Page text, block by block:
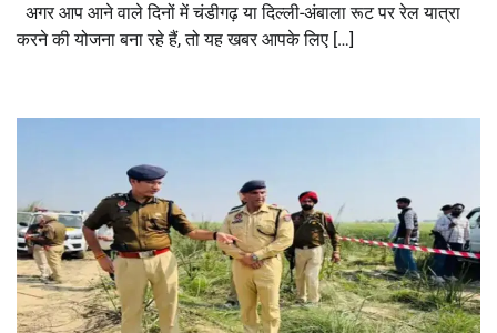
अगर आप आने वाले दिनों में चंडीगढ़ या दिल्ली-अंबाला रूट पर रेल यात्रा
करने की योजना बना रहे हैं, तो यह खबर आपके लिए […]